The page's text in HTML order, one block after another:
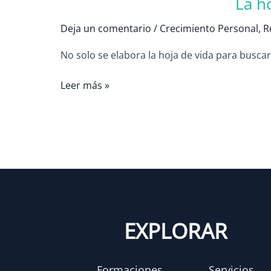
Deja un comentario / Crecimiento Personal,
No solo se elabora la hoja de vida para
Leer más »
EXPLORAR